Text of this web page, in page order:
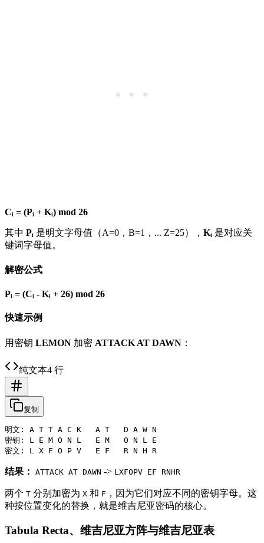
Cᵢ = (Pᵢ + Kᵢ) mod 26
其中 Pᵢ 是明文字母值（A=0，B=1，... Z=25）， Kᵢ 是对应关
键词字母值。
解密公式
Pᵢ = (Cᵢ - Kᵢ + 26) mod 26
快速示例
用密钥 LEMON 加密 ATTACK AT DAWN ：
纯文本4 行
复制
明文: A T T A C K   A T   D A W N
密钥: L E M O N L   E M   O N L E
结果： ATTACK AT DAWN -> LXFOPV EF RNHR
两个 T 分别加密为 X 和 F ，因为它们对应不同的密钥字母。这
种按位置变化的替换，就是维吉尼亚密码的核心。
Tabula Recta、维吉尼亚方阵与维吉尼亚表